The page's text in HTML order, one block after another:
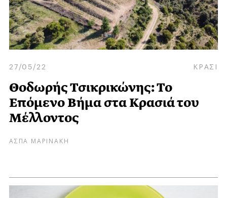
27/05/22 ΚΡΑΣΙ
Θοδωρής Τσικρικώνης: Το
Επόμενο Βήμα στα Κρασιά του
Μέλλοντος
ΑΣΠΑ ΜΑΡΙΝΑΚΗ